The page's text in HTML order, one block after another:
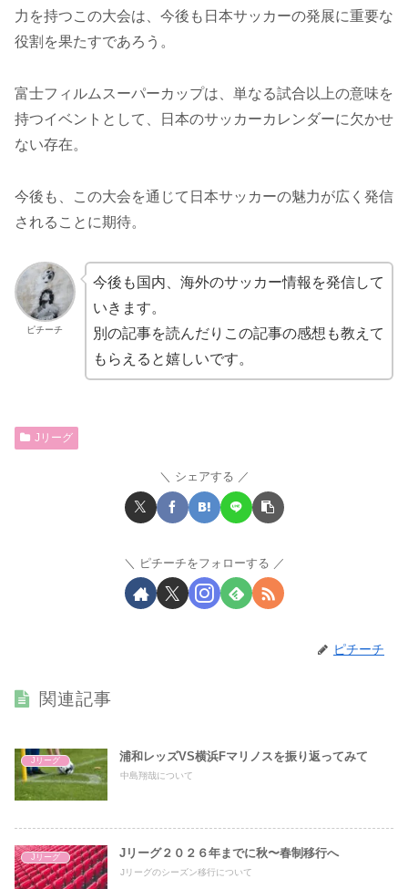
力を持つこの大会は、今後も日本サッカーの発展に重要な
役割を果たすであろう。
富士フィルムスーパーカップは、単なる試合以上の意味を
持つイベントとして、日本のサッカーカレンダーに欠かせ
ない存在。
今後も、この大会を通じて日本サッカーの魅力が広く発信
されることに期待。
ピチーチ
今後も国内、海外のサッカー情報を発信して
いきます。
別の記事を読んだりこの記事の感想も教えて
もらえると嬉しいです。
Jリーグ
シェアする
ピチーチをフォローする
ピチーチ
関連記事
Jリーグ 浦和レッズVS横浜Fマリノスを振り返ってみて
中島翔哉について
Jリーグ Jリーグ２０２６年までに秋〜春制移行へ
Jリーグのシーズン移行について